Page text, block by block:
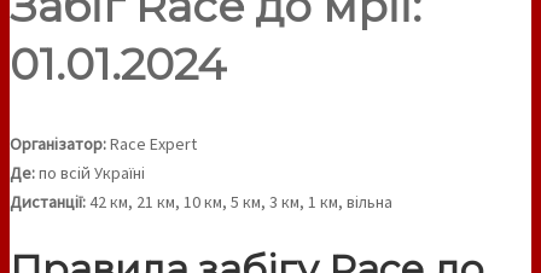
01.01.2024
Організатор:Race Expert
Де:по всій Україні
Дистанції:42 км, 21 км, 10 км, 5 км, 3 км, 1 км, вільна